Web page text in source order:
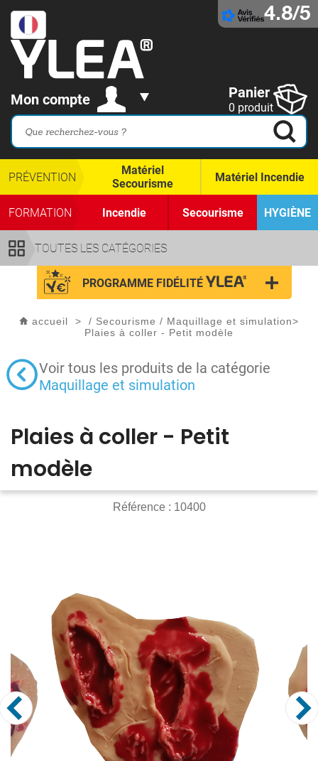
4.8/5
Mon compte Panier
0 produit
TOUTES LES CATÉGORIES
PRÉVENTION
Matériel
Secourisme
Matériel Incendie
FORMATION Incendie Secourisme HYGIÈNE
PROGRAMME FIDÉLITÉ
accueil > / Secourisme / Maquillage et simulation>
Plaies à coller - Petit modèle
Voir tous les produits de la catégorie
Maquillage et simulation
Plaies à coller - Petit
modèle
Référence : 10400